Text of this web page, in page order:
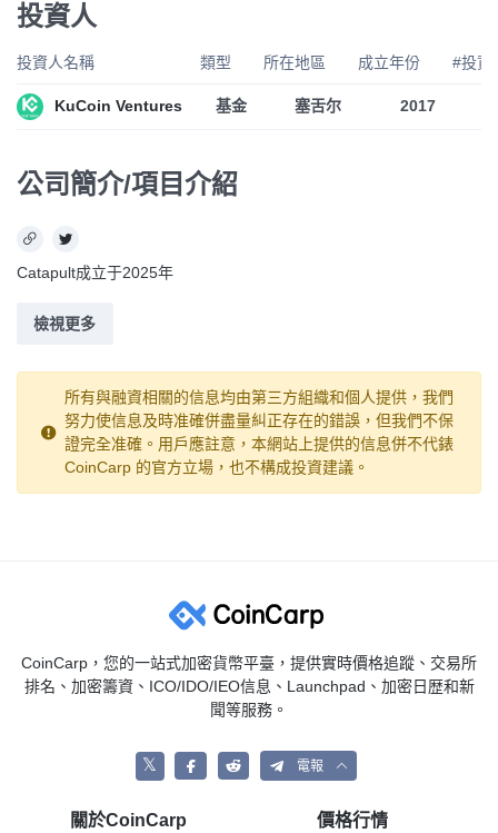
投資人
投資人名稱 類型 所在地區 成立年份 #投資
KuCoin Ventures 基金 塞舌尔 2017
公司簡介/項目介紹
Catapult成立于2025年
檢視更多
所有與融資相關的信息均由第三方組織和個人提供，我們
努力使信息及時准確併盡量糾正存在的錯誤，但我們不保
證完全准確。用戶應註意，本網站上提供的信息併不代錶
CoinCarp 的官方立場，也不構成投資建議。
CoinCarp，您的一站式加密貨幣平臺，提供實時價格追蹤、交易所
排名、加密籌資、ICO/IDO/IEO信息、Launchpad、加密日歴和新
聞等服務。
𝕏 電報
關於CoinCarp 價格行情